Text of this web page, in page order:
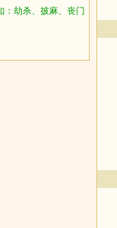
：劫杀、披麻、丧门